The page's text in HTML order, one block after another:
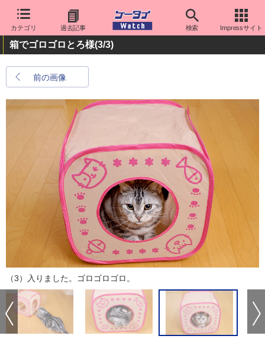
カテゴリ 過去記事 検索 Impressサイト
箱でゴロゴロとろ様(3/3)
前の画像
（3）入りました。ゴロゴロゴロ。